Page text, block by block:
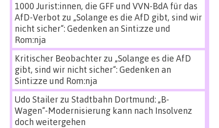
1000 Jurist:innen, die GFF und VVN-BdA für das
AfD-Verbot zu „Solange es die AfD gibt, sind wir
nicht sicher“: Gedenken an Sinti:zze und
Rom:nja
Kritischer Beobachterzu „Solange es die AfD
gibt, sind wir nicht sicher“: Gedenken an
Sinti:zze und Rom:nja
Udo Stailerzu Stadtbahn Dortmund: „B-
Wagen“-Modernisierung kann nach Insolvenz
doch weitergehen